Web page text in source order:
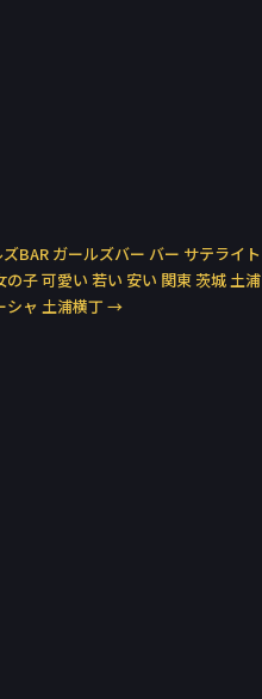
BAR ガールズバー バー サテライト
子 可愛い 若い 安い 関東 茨城 土浦
シャ 土浦横丁 →